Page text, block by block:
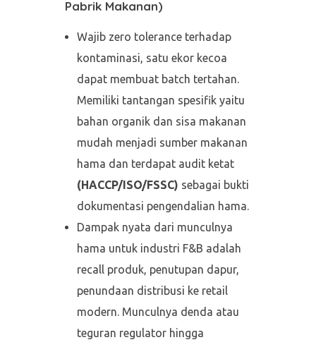
Pabrik Makanan)
Wajib zero tolerance terhadap
kontaminasi, satu ekor kecoa
dapat membuat batch tertahan.
Memiliki tantangan spesifik yaitu
bahan organik dan sisa makanan
mudah menjadi sumber makanan
hama dan terdapat audit ketat
(HACCP/ISO/FSSC) sebagai bukti
dokumentasi pengendalian hama.
Dampak nyata dari munculnya
hama untuk industri F&B adalah
recall produk, penutupan dapur,
penundaan distribusi ke retail
modern. Munculnya denda atau
teguran regulator hingga